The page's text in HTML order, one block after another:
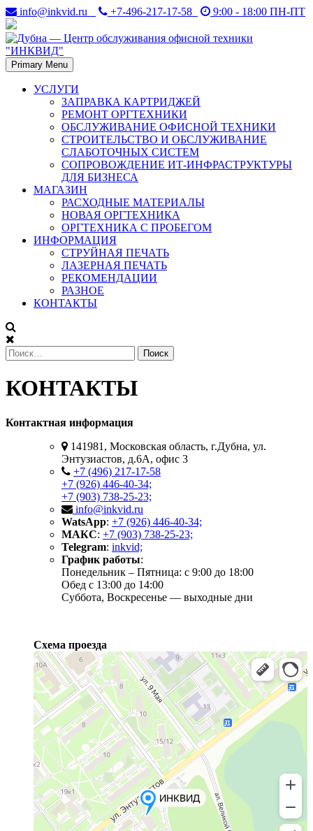
Skip
to
content
info@inkvid.ru +7-496-217-17-58 9:00 - 18:00 ПН-ПТ
Дубна — Центр
обслуживания офисной
техники "ИНКВИД"
Дубна. Восстановление и заправка лазерных картриджей в
Дубне. Ремонт оргтехники — принтеров, копиров (ксероксов),
факсов, плоттеров.
Primary Menu
УСЛУГИ
ЗАПРАВКА КАРТРИДЖЕЙ
РЕМОНТ ОРГТЕХНИКИ
ОБСЛУЖИВАНИЕ ОФИСНОЙ ТЕХНИКИ
СТРОИТЕЛЬСТВО И ОБСЛУЖИВАНИЕ
СЛАБОТОЧНЫХ СИСТЕМ
СОПРОВОЖДЕНИЕ ИТ-ИНФРАСТРУКТУРЫ
ДЛЯ БИЗНЕСА
МАГАЗИН
РАСХОДНЫЕ МАТЕРИАЛЫ
НОВАЯ ОРГТЕХНИКА
ОРГТЕХНИКА С ПРОБЕГОМ
ИНФОРМАЦИЯ
СТРУЙНАЯ ПЕЧАТЬ
ЛАЗЕРНАЯ ПЕЧАТЬ
РЕКОМЕНДАЦИИ
РАЗНОЕ
КОНТАКТЫ
Найти:
КОНТАКТЫ
Контактная информация
141981, Московская область, г.Дубна, ул.
Энтузиастов, д.6А, офис 3
+7 (496) 217-17-58
+7 (926) 446-40-34;
+7 (903) 738-25-23;
info@inkvid.ru
WatsApp: +7 (926) 446-40-34;
МАКС: +7 (903) 738-25-23;
Telegram: inkvid;
График работы:
Понедельник – Пятница: с 9:00 до 18:00
Обед с 13:00 до 14:00
Суббота, Воскресенье — выходные дни
Схема проезда